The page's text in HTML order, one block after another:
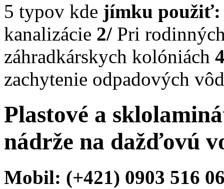
5 typov kde jímku použiť:
kanalizácie 2/ Pri
záhradkárskych kolóniách
zachytenie odpadových vôd
Plastové a
nádrže na dažďovú
Mobil: (+421) 0903 516